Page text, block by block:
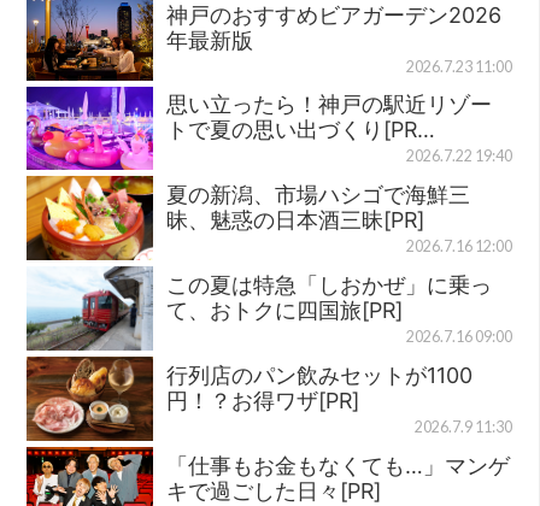
神戸のおすすめビアガーデン2026
年最新版
2026.7.23 11:00
思い立ったら！神戸の駅近リゾー
トで夏の思い出づくり[PR…
2026.7.22 19:40
夏の新潟、市場ハシゴで海鮮三
昧、魅惑の日本酒三昧[PR]
2026.7.16 12:00
この夏は特急「しおかぜ」に乗っ
て、おトクに四国旅[PR]
2026.7.16 09:00
行列店のパン飲みセットが1100
円！？お得ワザ[PR]
2026.7.9 11:30
「仕事もお金もなくても…」マンゲ
キで過ごした日々[PR]